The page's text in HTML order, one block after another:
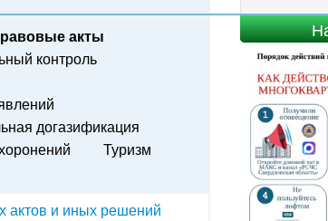
акты
контроль
догазификация
Туризм
актов и иных решений